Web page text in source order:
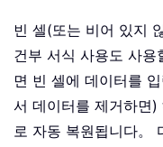
빈 셀(또는 비어 있지
건부 서식 사용도 사
면 빈 셀에 데이터를
서 데이터를 제거하면
로 자동 복원됩니다。